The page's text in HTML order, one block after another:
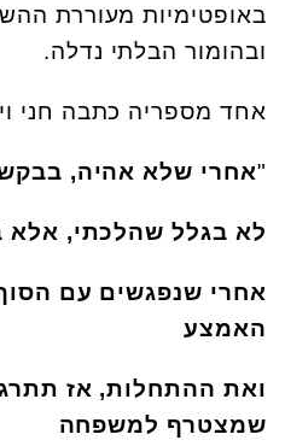
באופטימיות מעוררת
ובהומור הבלתי נדלה.
אחד מספריה כתבה חני
"אחרי שלא אהיה,
לא בגלל שהלכתי, אלא
אחרי שנפגשים עם
האמצע
ואת ההתחלות, אז
שמצטרף למשפחה